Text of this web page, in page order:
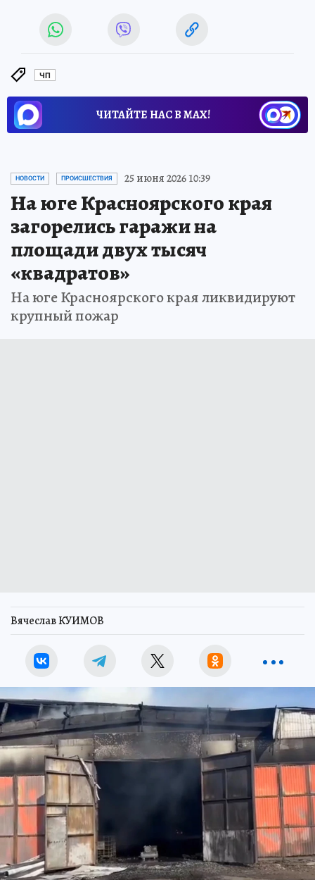
ЧП
ЧИТАЙТЕ НАС В МАХ!
НОВОСТИ ПРОИСШЕСТВИЯ 25 июня 2026 10:39
На юге Красноярского края
загорелись гаражи на
площади двух тысяч
«квадратов»
На юге Красноярского края ликвидируют
крупный пожар
Вячеслав КУИМОВ